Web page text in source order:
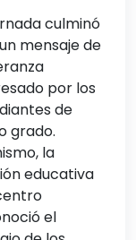
culminó
mensaje de
por los
de
grado.
la
educativa
el